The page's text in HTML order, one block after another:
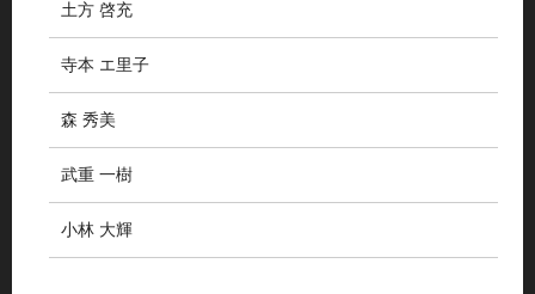
土方 啓充
寺本 エ里子
森 秀美
武重 一樹
小林 大輝